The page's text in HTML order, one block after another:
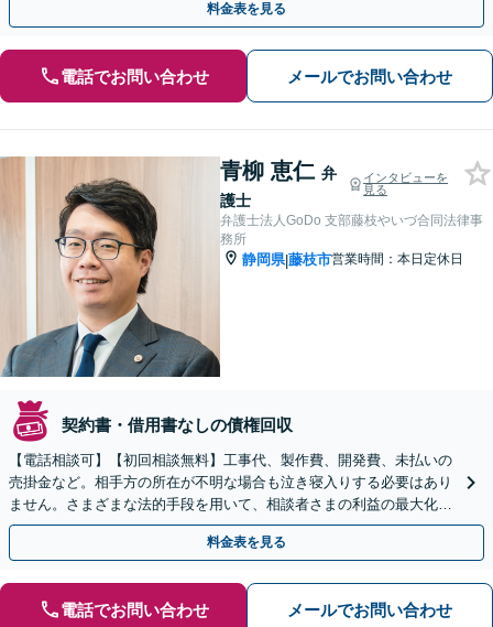
料金表を見る
電話でお問い合わせ メールでお問い合わせ
青柳 恵仁 弁
護士
インタビューを
見る
弁護士法人GoDo 支部藤枝やいづ合同法律事
務所
静岡県|藤枝市営業時間：本日定休日
契約書・借用書なしの債権回収
【電話相談可】【初回相談無料】工事代、製作費、開発費、未払いの
売掛金など。相手方の所在が不明な場合も泣き寝入りする必要はあり
ません。さまざまな法的手段を用いて、相談者さまの利益の最大化を
図れるよう尽力します【休日＆夜間面談OK】
料金表を見る
電話でお問い合わせ メールでお問い合わせ